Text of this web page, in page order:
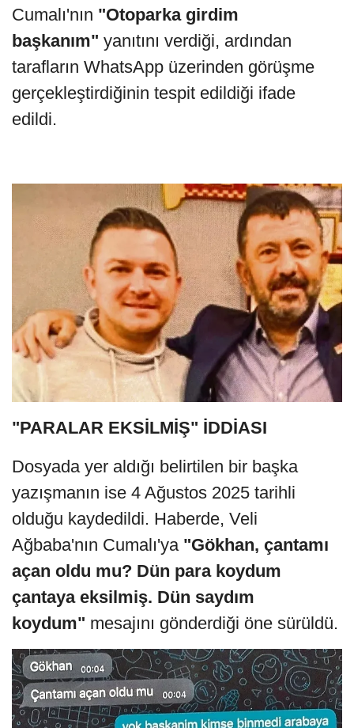
Cumalı'nın "Otoparka girdim
başkanım" yanıtını verdiği, ardından
tarafların WhatsApp üzerinden görüşme
gerçekleştirdiğinin tespit edildiği ifade
edildi.
"PARALAR EKSİLMİŞ" İDDİASI
Dosyada yer aldığı belirtilen bir başka
yazışmanın ise 4 Ağustos 2025 tarihli
olduğu kaydedildi. Haberde, Veli
Ağbaba'nın Cumalı'ya "Gökhan, çantamı
açan oldu mu? Dün para koydum
çantaya eksilmiş. Dün saydım
koydum" mesajını gönderdiği öne sürüldü.